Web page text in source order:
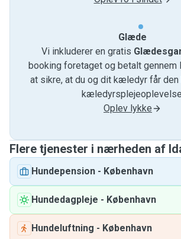
Glæde
Vi inkluderer en gratis
booking foretaget og betalt gennem
at sikre, at du og dit kæledyr får
Oplev lykke
Flere tjenester i nærheden af
Hundepension - København
Hundedagpleje - København
Hundeluftning - København